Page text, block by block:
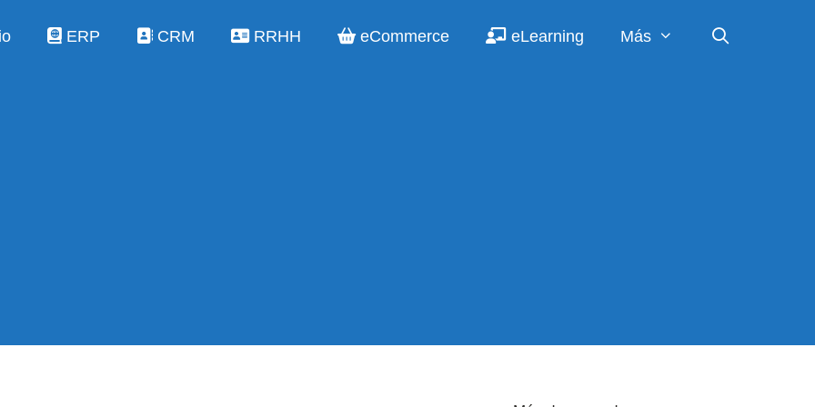
ERP CRM RRHH eCommerce eLearning Más